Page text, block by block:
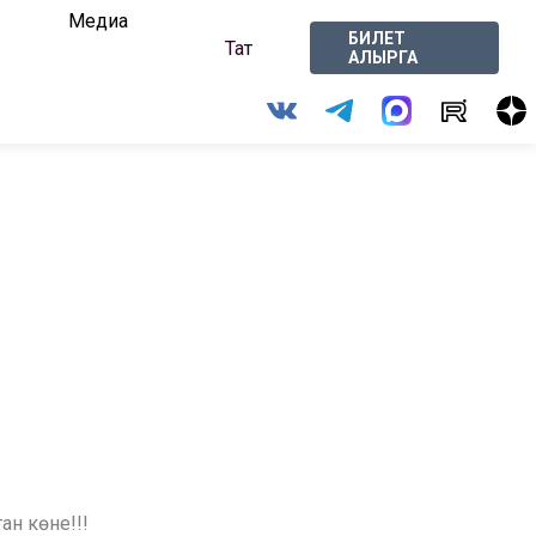
Медиа
Тат
БИЛЕТ
АЛЫРГА
көне!!!